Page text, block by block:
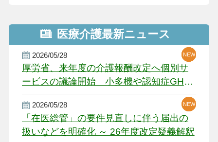
医療介護最新ニュース
2026/05/28
厚労省、来年度の介護報酬改定へ個別サ
ービスの議論開始 小多機や認知症GH、
厳しい経営環境に危機感
NEW
NEW
NEW
2026/05/28
「在医総管」の要件見直しに伴う届出の
扱いなどを明確化 ～ 26年度改定疑義解釈
NEW
NEW